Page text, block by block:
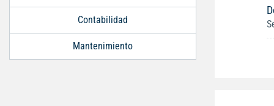
Contabilidad
Mantenimiento